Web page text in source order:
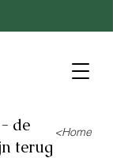
de
terug
<Home